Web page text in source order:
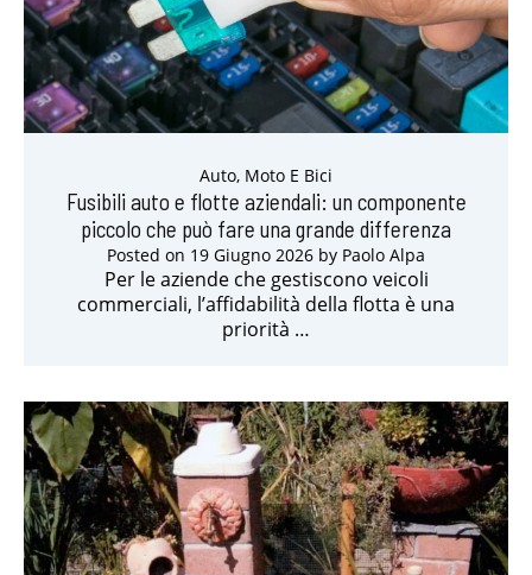
Auto, Moto E Bici
Fusibili auto e flotte aziendali: un componente
piccolo che può fare una grande differenza
Posted on 19 Giugno 2026 by Paolo Alpa
Per le aziende che gestiscono veicoli
commerciali, l’affidabilità della flotta è una
priorità …